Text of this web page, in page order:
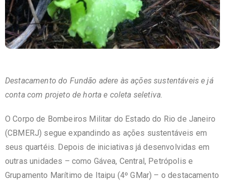
Destacamento do Fundão adere às ações sustentáveis e já
conta com projeto de horta e coleta seletiva.
O Corpo de Bombeiros Militar do Estado do Rio de Janeiro
(CBMERJ) segue expandindo as ações sustentáveis em
seus quartéis. Depois de iniciativas já desenvolvidas em
outras unidades – como Gávea, Central, Petrópolis e
Grupamento Marítimo de Itaipu (4º GMar) – o destacamento